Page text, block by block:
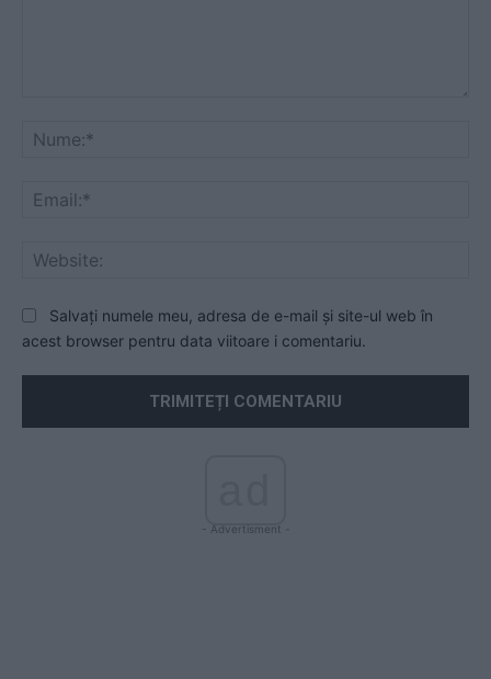
Salvați numele meu, adresa de e-mail și site-ul web în
acest browser pentru data viitoare i comentariu.
- Advertisment -